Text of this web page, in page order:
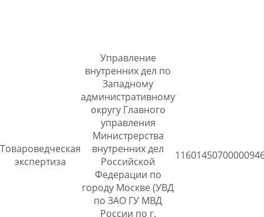
Товароведческая
экспертиза
Управление
внутренних дел по
Западному
административному
округу Главного
управления
Министрерства
внутренних дел
Российской
Федерации по
городу Москве (УВД
по ЗАО ГУ МВД
России по г.